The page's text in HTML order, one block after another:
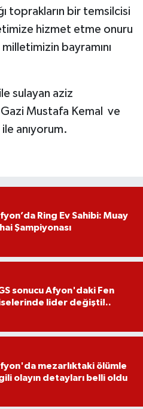
toprakların bir temsilcisi
hizmet etme onuru
bayramını
sulayan aziz
Mustafa Kemal ve
ile anıyorum.
Ring Ev Sahibi: Muay
Şampiyonası
sonucu Afyon'daki Fen
lider değişti!..
mezarlıktaki ölümle
olayın detayları belli oldu